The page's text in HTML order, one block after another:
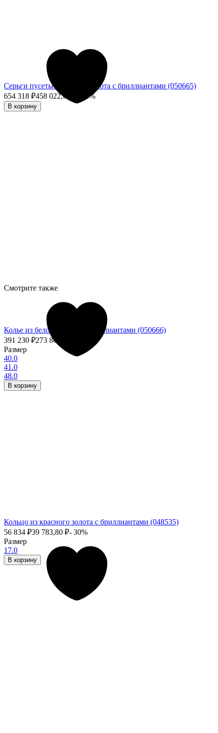
Серьги пусеты из белого золота с бриллиантами (050665)
654 318 ₽458 022,60 - 30%
В корзину
Колье из белого золота с бриллиантами (050666)
391 230 ₽273 861
Размер
40.0
41.0
48.0
В корзину
Смотрите также
Кольцо из красного золота с бриллиантами (048535)
56 834 ₽39 783,80 ₽- 30%
Размер
17.0
В корзину